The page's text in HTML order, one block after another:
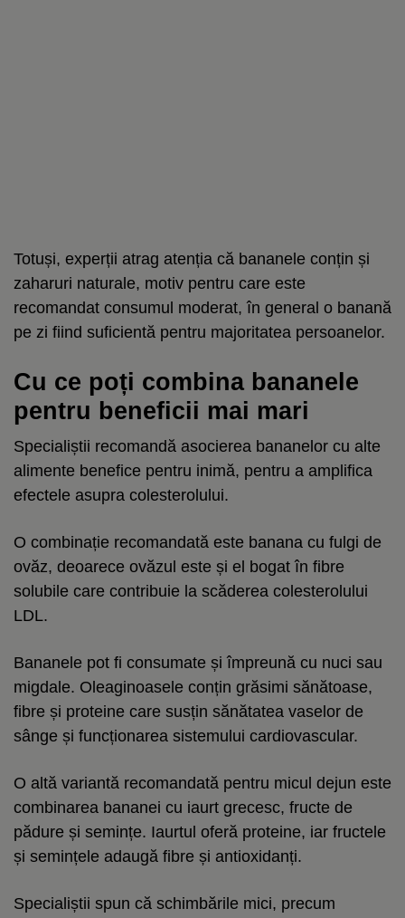
Totuși, experții atrag atenția că bananele conțin și
zaharuri naturale, motiv pentru care este
recomandat consumul moderat, în general o banană
pe zi fiind suficientă pentru majoritatea persoanelor.
Cu ce poți combina bananele
pentru beneficii mai mari
Specialiștii recomandă asocierea bananelor cu alte
alimente benefice pentru inimă, pentru a amplifica
efectele asupra colesterolului.
O combinație recomandată este banana cu fulgi de
ovăz, deoarece ovăzul este și el bogat în fibre
solubile care contribuie la scăderea colesterolului
LDL.
Bananele pot fi consumate și împreună cu nuci sau
migdale. Oleaginoasele conțin grăsimi sănătoase,
fibre și proteine care susțin sănătatea vaselor de
sânge și funcționarea sistemului cardiovascular.
O altă variantă recomandată pentru micul dejun este
combinarea bananei cu iaurt grecesc, fructe de
pădure și semințe. Iaurtul oferă proteine, iar fructele
și semințele adaugă fibre și antioxidanți.
Specialiștii spun că schimbările mici, precum